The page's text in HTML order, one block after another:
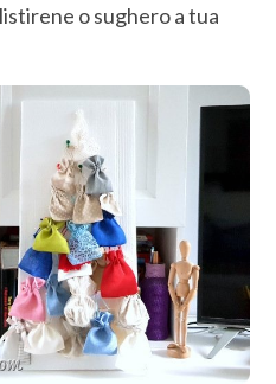
o sughero a tua